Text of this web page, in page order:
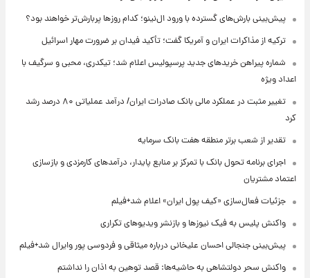
پیش‌بینی بارش‌های گسترده با ورود ال‌نینو؛ کدام روزها پربارش‌تر خواهند بود؟
ترکیه از مذاکرات ایران و آمریکا گفت؛ تأکید فیدان بر ضرورت مهار اسرائیل
شماره پیراهن خریدهای جدید پرسپولیس اعلام شد؛ تیکدری، محبی و سرگیف با
اعداد ویژه
تغییر مثبت در عملکرد مالی بانک صادرات ایران/ درآمد عملیاتی ۸۰ درصد رشد
کرد
تقدیر از شعب برتر منطقه هفت بانک سرمایه
اجرای برنامه تحول بانک با تمرکز بر منابع پایدار، درآمدهای کارمزدی و بازسازی
اعتماد مشتریان
جزئیات فعال‌سازی «کیف پول ایران» اعلام شد+فیلم
واکنش پلیس به فیک نیوزها و بازنشر ویدیوهای تکراری
پیش‌بینی جنجالی احسان علیخانی درباره میثاقی و فردوسی پور وایرال شد+فیلم
واکنش سحر دولتشاهی به حاشیه‌ها: قصد توهین به اذان را نداشتم